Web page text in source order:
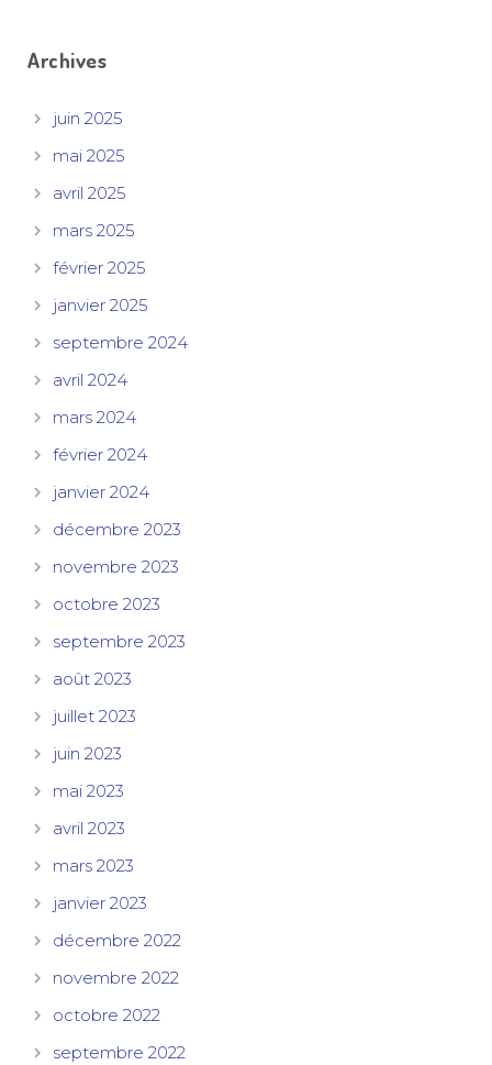
Archives
juin 2025
mai 2025
avril 2025
mars 2025
février 2025
janvier 2025
septembre 2024
avril 2024
mars 2024
février 2024
janvier 2024
décembre 2023
novembre 2023
octobre 2023
septembre 2023
août 2023
juillet 2023
juin 2023
mai 2023
avril 2023
mars 2023
janvier 2023
décembre 2022
novembre 2022
octobre 2022
septembre 2022